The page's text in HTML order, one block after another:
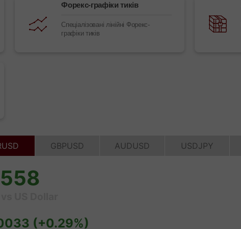
Форекс-графіки тиків
Спеціалізовані лінійні Форекс-
графіки тиків
Відкрити